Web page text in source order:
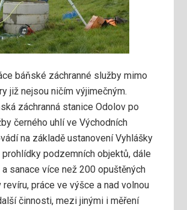
báňské záchranné služby mimo
již nejsou ničím výjimečným.
záchranná stanice Odolov po
černého uhlí ve Východních
na základě ustanovení Vyhlášky
podzemních objektů, dále
sanace více než 200 opuštěných
revíru, práce ve výšce a nad volnou
činnosti, mezi jinými i měření